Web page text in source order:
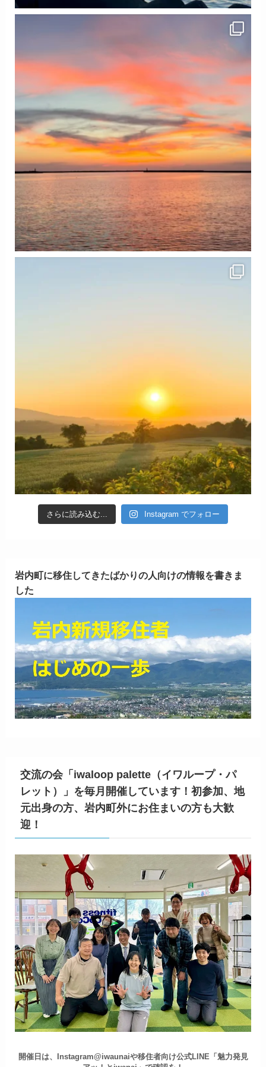
さらに読み込む... Instagram でフォロー
岩内町に移住してきたばかりの人向けの情報を書きま
した
交流の会「iwaloop palette（イワループ・パ
レット）」を毎月開催しています！初参加、地
元出身の方、岩内町外にお住まいの方も大歓
迎！
開催日は、Instagram@iwaunaiや移住者向け公式LINE「魅力発見